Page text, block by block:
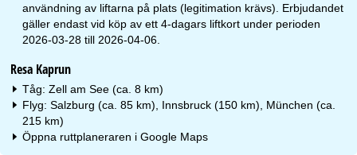
användning av liftarna på plats (legitimation krävs). Erbjudandet
gäller endast vid köp av ett 4-dagars liftkort under perioden
2026-03-28 till 2026-04-06.
Resa Kaprun
Tåg: Zell am See (ca. 8 km)
Flyg: Salzburg (ca. 85 km), Innsbruck (150 km), München (ca.
215 km)
Öppna ruttplaneraren iGoogle Maps